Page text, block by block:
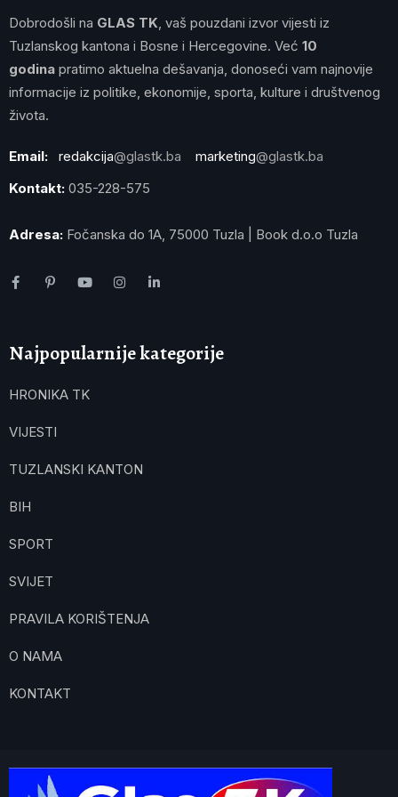
Dobrodošli na GLAS TK , vaš pouzdani izvor vijesti iz
Tuzlanskog kantona i Bosne i Hercegovine. Već 10
godina pratimo aktuelna dešavanja, donoseći vam najnovije
informacije iz politike, ekonomije, sporta, kulture i društvenog
života.
Email: redakcija@glastk.ba marketing@glastk.ba
Kontakt: 035-228-575
Adresa: Fočanska do 1A, 75000 Tuzla | Book d.o.o Tuzla
Najpopularnije kategorije
HRONIKA TK
VIJESTI
TUZLANSKI KANTON
BIH
SPORT
SVIJET
PRAVILA KORIŠTENJA
O NAMA
KONTAKT